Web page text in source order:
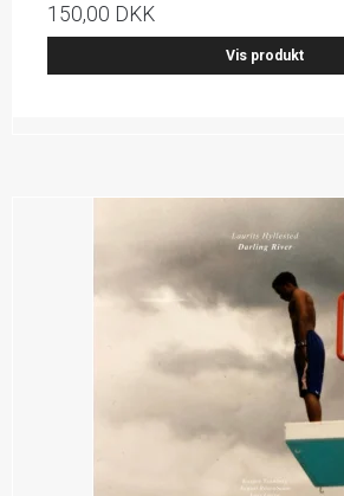
150,00 DKK
Vis produkt